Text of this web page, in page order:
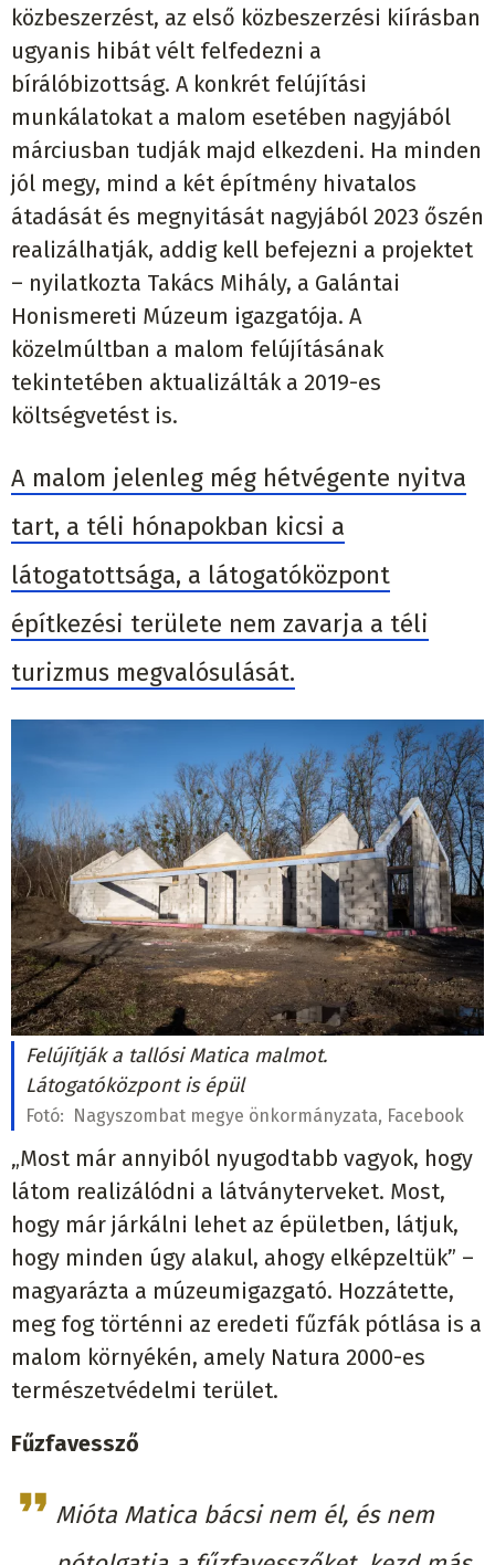
közbeszerzést, az első közbeszerzési kiírásban
ugyanis hibát vélt felfedezni a
bírálóbizottság. A konkrét felújítási
munkálatokat a malom esetében nagyjából
márciusban tudják majd elkezdeni. Ha minden
jól megy, mind a két építmény hivatalos
átadását és megnyitását nagyjából 2023 őszén
realizálhatják, addig kell befejezni a projektet
– nyilatkozta Takács Mihály, a Galántai
Honismereti Múzeum igazgatója. A
közelmúltban a malom felújításának
tekintetében aktualizálták a 2019-es
költségvetést is.
A malom jelenleg még hétvégente nyitva
tart, a téli hónapokban kicsi a
látogatottsága, a látogatóközpont
építkezési területe nem zavarja a téli
turizmus megvalósulását.
Felújítják a tallósi Matica malmot.
Látogatóközpont is épül
Fotó: Nagyszombat megye önkormányzata, Facebook
„Most már annyiból nyugodtabb vagyok, hogy
látom realizálódni a látványterveket. Most,
hogy már járkálni lehet az épületben, látjuk,
hogy minden úgy alakul, ahogy elképzeltük” –
magyarázta a múzeumigazgató. Hozzátette,
meg fog történni az eredeti fűzfák pótlása is a
malom környékén, amely Natura 2000-es
természetvédelmi terület.
Fűzfavessző
Mióta Matica bácsi nem él, és nem